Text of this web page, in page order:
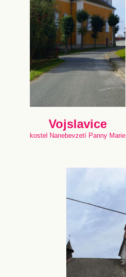
Vojslavice
kostel Nanebevzetí Panny Marie